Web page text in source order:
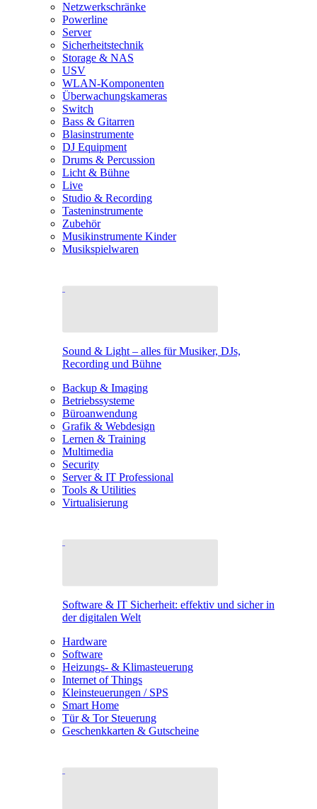
Netzwerkschränke
Powerline
Server
Sicherheitstechnik
Storage & NAS
USV
WLAN-Komponenten
Überwachungskameras
Switch
Bass & Gitarren
Blasinstrumente
DJ Equipment
Drums & Percussion
Licht & Bühne
Live
Studio & Recording
Tasteninstrumente
Zubehör
Musikinstrumente Kinder
Musikspielwaren
Sound & Light – alles für Musiker, DJs,
Recording und Bühne
Backup & Imaging
Betriebssysteme
Büroanwendung
Grafik & Webdesign
Lernen & Training
Multimedia
Security
Server & IT Professional
Tools & Utilities
Virtualisierung
Software & IT Sicherheit: effektiv und sicher in
der digitalen Welt
Hardware
Software
Heizungs- & Klimasteuerung
Internet of Things
Kleinsteuerungen / SPS
Smart Home
Tür & Tor Steuerung
Geschenkkarten & Gutscheine